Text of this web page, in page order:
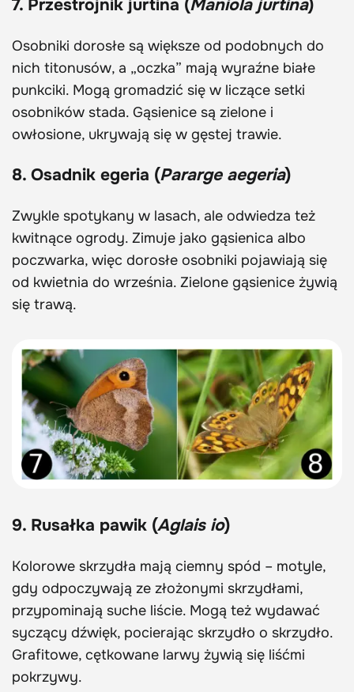
7. Przestrojnik jurtina (Maniola jurtina)
Osobniki dorosłe są większe od podobnych do
nich titonusów, a „oczka” mają wyraźne białe
punkciki. Mogą gromadzić się w liczące setki
osobników stada. Gąsienice są zielone i
owłosione, ukrywają się w gęstej trawie.
8. Osadnik egeria (Pararge aegeria)
Zwykle spotykany w lasach, ale odwiedza też
kwitnące ogrody. Zimuje jako gąsienica albo
poczwarka, więc dorosłe osobniki pojawiają się
od kwietnia do września. Zielone gąsienice żywią
się trawą.
9. Rusałka pawik (Aglais io)
Kolorowe skrzydła mają ciemny spód – motyle,
gdy odpoczywają ze złożonymi skrzydłami,
przypominają suche liście. Mogą też wydawać
syczący dźwięk, pocierając skrzydło o skrzydło.
Grafitowe, cętkowane larwy żywią się liśćmi
pokrzywy.